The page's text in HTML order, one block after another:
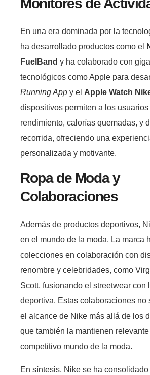
Monitores de
En una era dominada por la
ha desarrollado productos como el
FuelBand y ha colaborado con
tecnológicos como Apple para
Running App y el Apple Watch
dispositivos permiten a los usuarios
rendimiento, calorías quemadas, y
recorrida, ofreciendo una
personalizada y motivante.
Ropa de Moda y
Colaboraciones
Además de productos deportivos,
en el mundo de la moda. La marca
colecciones en colaboración con
renombre y celebridades, como
Scott, fusionando el streetwear con
deportiva. Estas colaboraciones no
el alcance de Nike más allá de los
que también la mantienen relevante
competitivo mundo de la moda.
En síntesis, Nike se ha